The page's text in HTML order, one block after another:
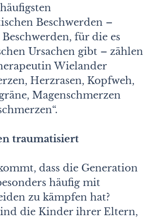
Beschwerden –
für die es
Ursachen gibt – zählen
Wielander
Herzrasen, Kopfweh,
Magenschmerzen
traumatisiert
dass die Generation
häufig mit
zu kämpfen hat?
die Kinder ihrer Eltern,